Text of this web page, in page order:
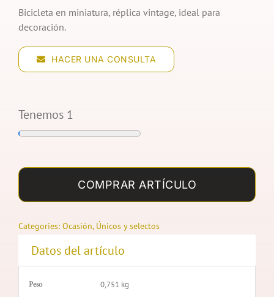
Quiénes somos
Bicicleta en miniatura, réplica vintage, ideal para
decoración.
HACER UNA CONSULTA
Tenemos 1
COMPRAR ARTÍCULO
Categories: Ocasión, Únicos y selectos
Datos del artículo
Peso 0,751 kg